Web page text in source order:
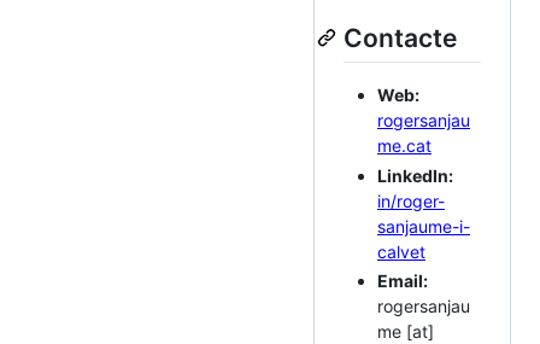
Contacte
Web:
rogersanjau
me.cat
LinkedIn:
in/roger-
sanjaume-i-
calvet
Email:
rogersanjau
me [at]